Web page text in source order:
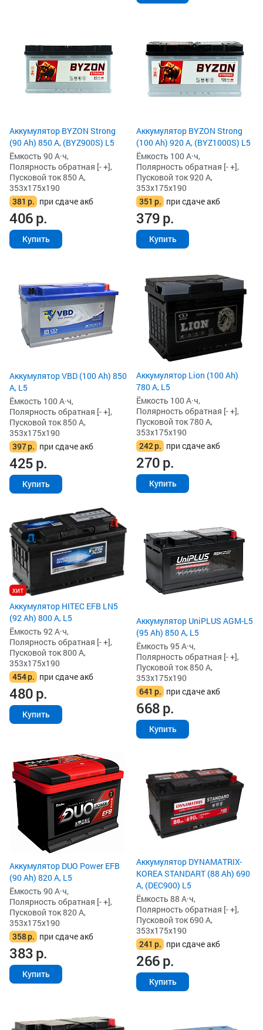
Аккумулятор BYZON Strong
(90 Ah) 850 А, (BYZ900S) L5
Ёмкость 90 А·ч,
Полярность обратная [- +],
Пусковой ток 850 А,
353x175x190
381 р. при сдаче акб
406р.
Купить
Аккумулятор BYZON Strong
(100 Ah) 920 А, (BYZ1000S) L5
Ёмкость 100 А·ч,
Полярность обратная [- +],
Пусковой ток 920 А,
353x175x190
351 р. при сдаче акб
379р.
Купить
Аккумулятор VBD (100 Ah) 850
А, L5
Ёмкость 100 А·ч,
Полярность обратная [- +],
Пусковой ток 850 А,
353x175x190
397р. при сдаче акб
425р.
Купить
Аккумулятор Lion (100 Ah)
780 А, L5
Ёмкость 100 А·ч,
Полярность обратная [- +],
Пусковой ток 780 А,
353x175x190
242р. при сдаче акб
270р.
Купить
хит
Аккумулятор HITEC EFB LN5
(92 Ah) 800 А, L5
Ёмкость 92 А·ч,
Полярность обратная [- +],
Пусковой ток 800 А,
353x175x190
454р. при сдаче акб
480р.
Купить
Аккумулятор UniPLUS AGM-L5
(95 Ah) 850 А, L5
Ёмкость 95 А·ч,
Полярность обратная [- +],
Пусковой ток 850 А,
353x175x190
641 р. при сдаче акб
668р.
Купить
Аккумулятор DUO Power EFB
(90 Ah) 820 А, L5
Ёмкость 90 А·ч,
Полярность обратная [- +],
Пусковой ток 820 А,
353x175x190
358р. при сдаче акб
383р.
Купить
Аккумулятор DYNAMATRIX-
KOREA STANDART (88 Ah) 690
А, (DEC900) L5
Ёмкость 88 А·ч,
Полярность обратная [- +],
Пусковой ток 690 А,
353x175x190
241 р. при сдаче акб
266р.
Купить